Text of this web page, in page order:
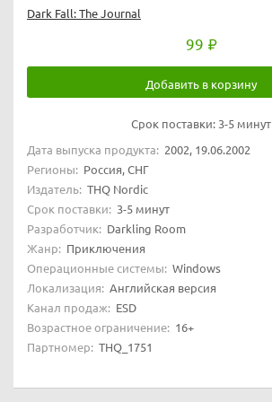
Dark Fall: The Journal
99
Добавить в корзину
Срок поставки: 3-5 минут
Дата выпуска продукта: 2002, 19.06.2002
Регионы: Россия, СНГ
Издатель: THQ Nordic
Срок поставки: 3-5 минут
Разработчик: Darkling Room
Жанр: Приключения
Операционные системы: Windows
Локализация: Английская версия
Канал продаж: ESD
Возрастное ограничение: 16+
Партномер: THQ_1751